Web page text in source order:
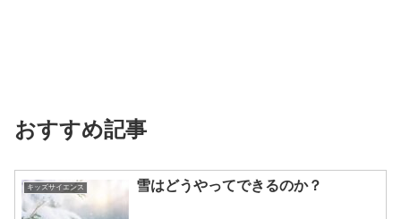
おすすめ記事
キッズサイエンス 雪はどうやってできるのか？